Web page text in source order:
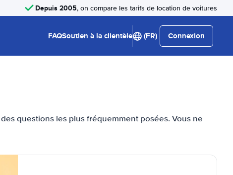
Depuis 2005, on compare les tarifs de location de voitures
FAQSoutien à la clientèle (FR) Connexion
questions les plus fréquemment posées. Vous ne